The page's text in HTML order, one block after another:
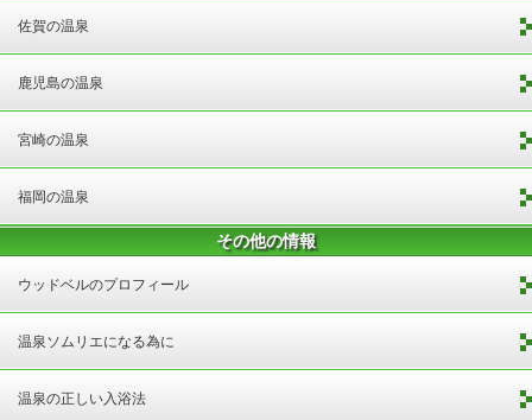
佐賀の温泉
鹿児島の温泉
宮崎の温泉
福岡の温泉
その他の情報
ウッドベルのプロフィール
温泉ソムリエになる為に
温泉の正しい入浴法